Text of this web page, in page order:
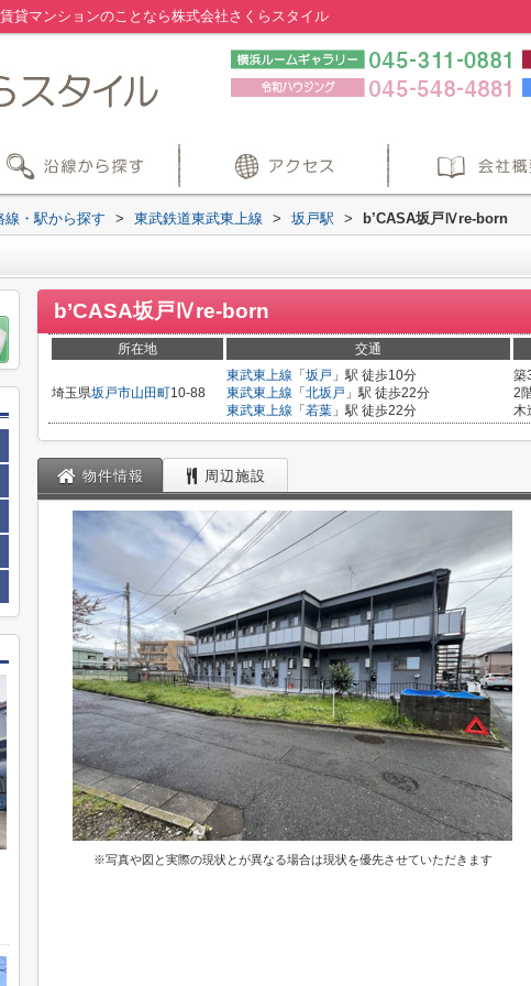
貸マンションのことなら株式会社さくらスタイル
線・駅から探す > 東武鉄道東武東上線 > 坂戸駅 > b’CASA坂戸Ⅳre-born
b’CASA坂戸Ⅳre-born
所在地 交通
埼玉県坂戸市山田町10-88
東武東上線 「 坂戸 」駅 徒歩10分
東武東上線 「 北坂戸 」駅 徒歩22分
東武東上線 「 若葉 」駅 徒歩22分
築
2
木
物件情報 周辺施設
※写真や図と実際の現状とが異なる場合は現状を優先させていただきます